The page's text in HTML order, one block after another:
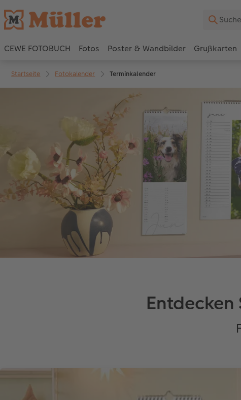
CEWE FOTOBUCH Fotos Poster & Wandbilder Grußkarten
Startseite Fotokalender Terminkalender
Entdecken